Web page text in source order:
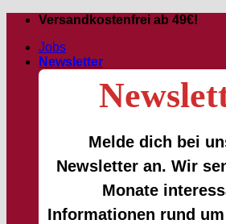
Passer
contenu
Versandkostenfrei ab 49€!
Jobs
Newsletter
Melde dich bei
Newsletter an. Wir
Monate
Informationen rund